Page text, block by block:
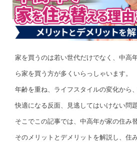
家を買うのは若い世代だけでなく、中高
ら家を買う方が多くいらっしゃいます。
年齢を重ね、ライフスタイルの変化から
快適になる反面、見逃してはいけない問
そこでこの記事では、中高年が家の住み
そのメリットとデメリットを解説し、住